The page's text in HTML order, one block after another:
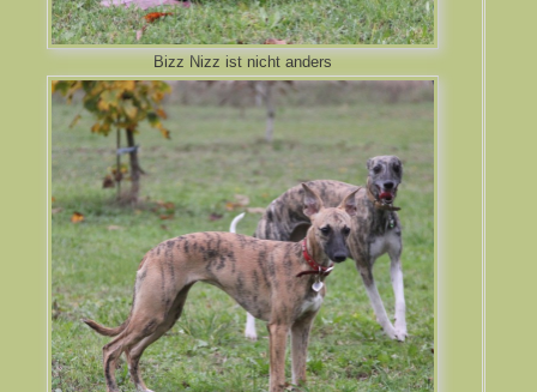
Bizz Nizz ist nicht anders